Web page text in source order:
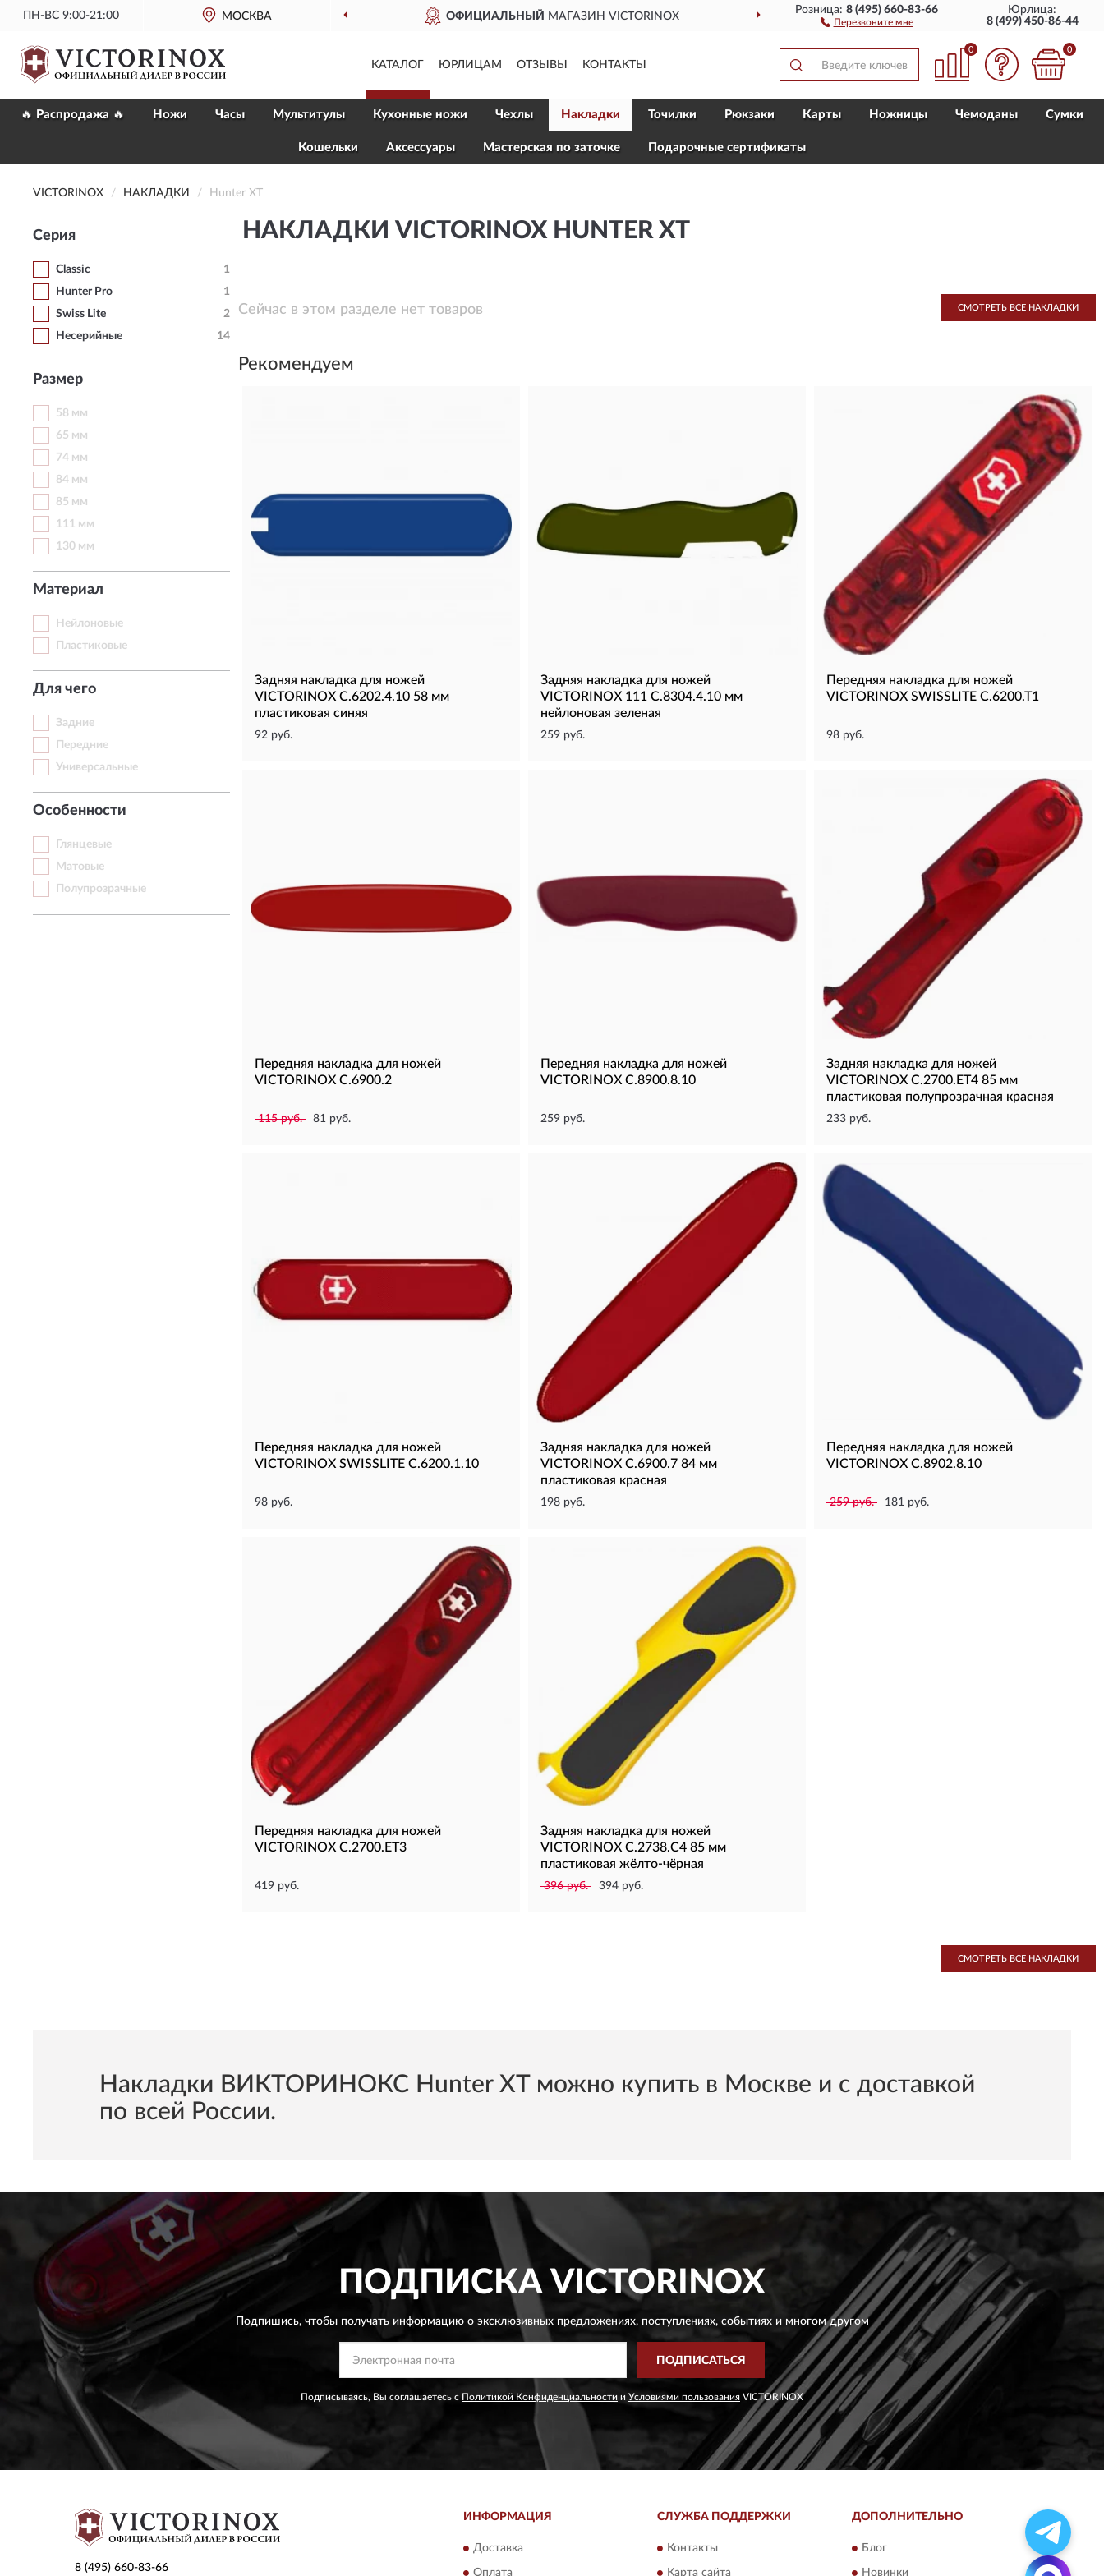
ПН-ВС 9:00-21:00 МОСКВАОФИЦИАЛЬНЫЙ МАГАЗИН VICTORINOX ДОСТАВИМ ПО ВСЕЙ РОССИИ
Розница:8 (495) 660-83-66
Перезвоните мне
Юрлица:
8 (499) 450-86-44
КАТАЛОГ ЮРЛИЦАМ ОТЗЫВЫ КОНТАКТЫ
0 0
🔥 Распродажа 🔥 Ножи Часы Мультитулы Кухонные ножи Чехлы Накладки Точилки Рюкзаки Карты Ножницы Чемоданы Сумки
Кошельки Aксессуары Мастерская по заточке Подарочные сертификаты
VICTORINOX НАКЛАДКИ Hunter XT
Серия
Classic
1
Hunter Pro
1
Swiss Lite
2
Несерийные
14
Размер
58 мм
65 мм
74 мм
84 мм
85 мм
111 мм
130 мм
Материал
Нейлоновые
Пластиковые
Для чего
Задние
Передние
Универсальные
Особенности
Глянцевые
Матовые
Полупрозрачные
НАКЛАДКИ VICTORINOX HUNTER XT
Сейчас в этом разделе нет товаров СМОТРЕТЬ ВСЕ НАКЛАДКИ
Рекомендуем
Задняя накладка для ножей
VICTORINOX C.6202.4.10 58 мм
пластиковая синяя
92 руб.
Задняя накладка для ножей
VICTORINOX 111 C.8304.4.10 мм
нейлоновая зеленая
259 руб.
Передняя накладка для ножей
VICTORINOX SWISSLITE C.6200.T1
98 руб.
Передняя накладка для ножей
VICTORINOX C.6900.2
115 руб. 81 руб.
Передняя накладка для ножей
VICTORINOX C.8900.8.10
259 руб.
Задняя накладка для ножей
VICTORINOX C.2700.ET4 85 мм
пластиковая полупрозрачная красная
233 руб.
Передняя накладка для ножей
VICTORINOX SWISSLITE C.6200.1.10
98 руб.
Задняя накладка для ножей
VICTORINOX C.6900.7 84 мм
пластиковая красная
198 руб.
Передняя накладка для ножей
VICTORINOX C.8902.8.10
259 руб. 181 руб.
Передняя накладка для ножей
VICTORINOX C.2700.ET3
419 руб.
Задняя накладка для ножей
VICTORINOX C.2738.C4 85 мм
пластиковая жёлто-чёрная
396 руб. 394 руб.
СМОТРЕТЬ ВСЕ НАКЛАДКИ
Накладки ВИКТОРИНОКС Hunter XT можно купить в Москве и с доставкой
по всей России.
ПОДПИСКАVICTORINOX
Подпишись, чтобы получать информацию о эксклюзивных предложениях,поступлениях, событиях и многом другом
ПОДПИСАТЬСЯ
Подписываясь, Вы соглашаетесь с Политикой Конфиденциальности и Условиями пользования VICTORINOX
8 (495) 660-83-66
ИНФОРМАЦИЯ
Доставка
Оплата
СЛУЖБА ПОДДЕРЖКИ
Контакты
Карта сайта
ДОПОЛНИТЕЛЬНО
Блог
Новинки